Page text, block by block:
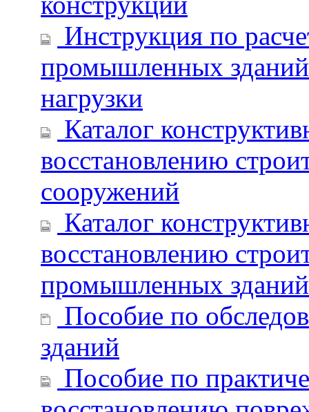
Инструкция по
промышленных
нагрузки
Каталог
восстановлению
сооружений
Каталог
восстановлению
промышленных зданий
Пособие по
зданий
Пособие по